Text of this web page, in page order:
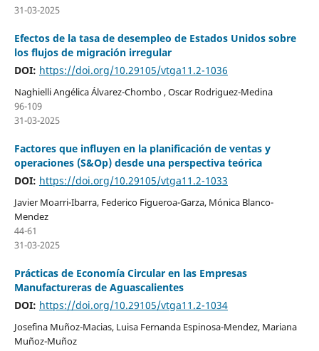
31-03-2025
Efectos de la tasa de desempleo de Estados Unidos sobre
los flujos de migración irregular
DOI: https://doi.org/10.29105/vtga11.2-1036
Naghielli Angélica Álvarez-Chombo , Oscar Rodriguez-Medina
96-109
31-03-2025
Factores que influyen en la planificación de ventas y
operaciones (S&Op) desde una perspectiva teórica
DOI: https://doi.org/10.29105/vtga11.2-1033
Javier Moarri-Ibarra, Federico Figueroa-Garza, Mónica Blanco-
Mendez
44-61
31-03-2025
Prácticas de Economía Circular en las Empresas
Manufactureras de Aguascalientes
DOI: https://doi.org/10.29105/vtga11.2-1034
Josefina Muñoz-Macias, Luisa Fernanda Espinosa-Mendez, Mariana
Muñoz-Muñoz